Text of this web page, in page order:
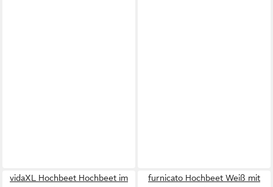
vidaXL Hochbeet Hochbeet im
furnicato Hochbeet Weiß mit